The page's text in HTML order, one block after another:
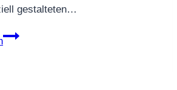
gestalteten…
Japanische